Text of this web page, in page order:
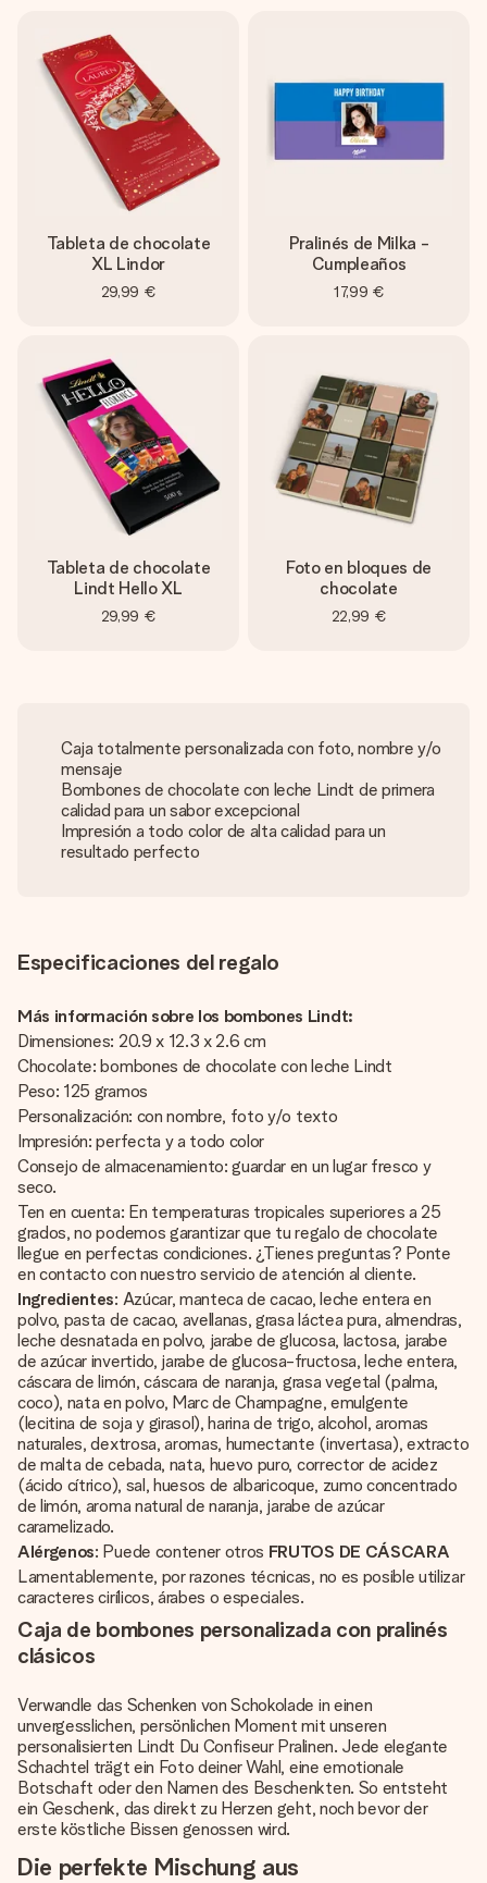
Tableta de chocolate
XL Lindor
29,99 €
Pralinés de Milka -
Cumpleaños
17,99 €
Tableta de chocolate
Lindt Hello XL
29,99 €
Foto en bloques de
chocolate
22,99 €
Caja totalmente personalizada con foto, nombre y/o
mensaje
Bombones de chocolate con leche Lindt de primera
calidad para un sabor excepcional
Impresión a todo color de alta calidad para un
resultado perfecto
Especificaciones del regalo
Más información sobre los bombones Lindt:
Dimensiones: 20.9 x 12.3 x 2.6 cm
Chocolate: bombones de chocolate con leche Lindt
Peso: 125 gramos
Personalización: con nombre, foto y/o texto
Impresión: perfecta y a todo color
Consejo de almacenamiento: guardar en un lugar fresco y
seco.
Ten en cuenta: En temperaturas tropicales superiores a 25
grados, no podemos garantizar que tu regalo de chocolate
llegue en perfectas condiciones. ¿Tienes preguntas? Ponte
en contacto con nuestro servicio de atención al cliente.
Ingredientes: Azúcar, manteca de cacao, leche entera en
polvo, pasta de cacao, avellanas, grasa láctea pura, almendras,
leche desnatada en polvo, jarabe de glucosa, lactosa, jarabe
de azúcar invertido, jarabe de glucosa-fructosa, leche entera,
cáscara de limón, cáscara de naranja, grasa vegetal (palma,
coco), nata en polvo, Marc de Champagne, emulgente
(lecitina de soja y girasol), harina de trigo, alcohol, aromas
naturales, dextrosa, aromas, humectante (invertasa), extracto
de malta de cebada, nata, huevo puro, corrector de acidez
(ácido cítrico), sal, huesos de albaricoque, zumo concentrado
de limón, aroma natural de naranja, jarabe de azúcar
caramelizado.
Alérgenos: Puede contener otros FRUTOS DE CÁSCARA
Lamentablemente, por razones técnicas, no es posible utilizar
caracteres cirílicos, árabes o especiales.
Caja de bombones personalizada con pralinés
clásicos
Verwandle das Schenken von Schokolade in einen
unvergesslichen, persönlichen Moment mit unseren
personalisierten Lindt Du Confiseur Pralinen. Jede elegante
Schachtel trägt ein Foto deiner Wahl, eine emotionale
Botschaft oder den Namen des Beschenkten. So entsteht
ein Geschenk, das direkt zu Herzen geht, noch bevor der
erste köstliche Bissen genossen wird.
Die perfekte Mischung aus